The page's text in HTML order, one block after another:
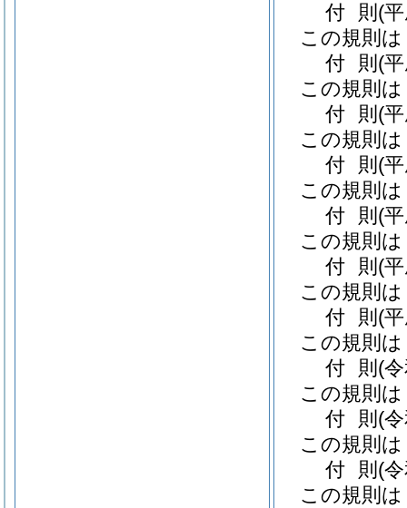
付 則 (
この規則
付 則 (
この規則
付 則 (
この規則
付 則 (
この規則
付 則 (
この規則
付 則 (
この規則
付 則 (
この規則
付 則 (
この規則
付 則 (
この規則
付 則 (
この規則